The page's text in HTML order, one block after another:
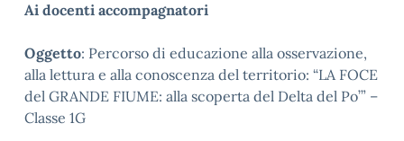
Ai docenti accompagnatori
Oggetto: Percorso di educazione alla osservazione,
alla lettura e alla conoscenza del territorio: “LA FOCE
del GRANDE FIUME: alla scoperta del Delta del Po’” –
Classe 1G